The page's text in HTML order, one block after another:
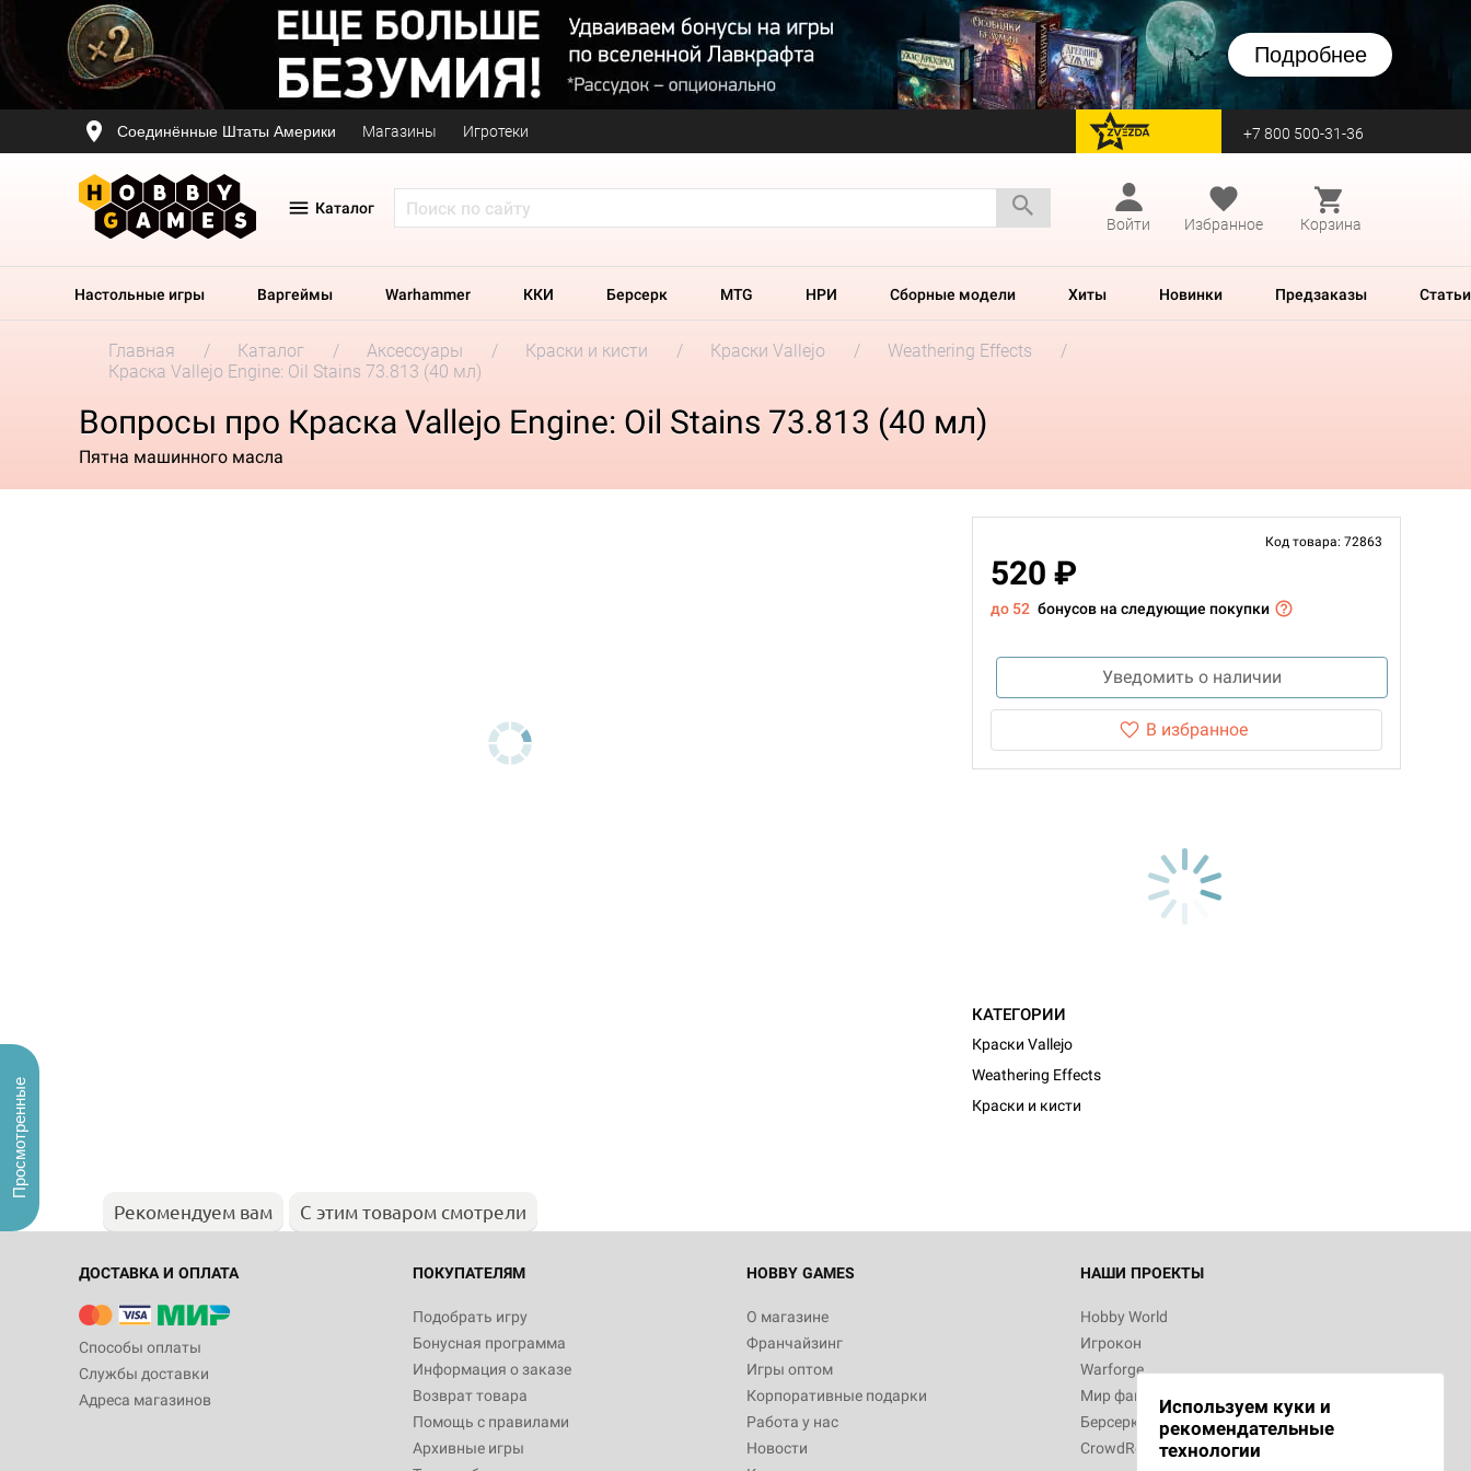
Подробнее
Соединённые Штаты Америки Магазины Игротеки перейти на Zvezda +7 800 500-31-36
Каталог
Войти
Избранное Корзина
Настольные игры Варгеймы Warhammer ККИ Берсерк MTG НРИ Сборные модели Хиты Новинки Предзаказы Статьи
Главная Каталог Аксессуары Краски и кисти Краски Vallejo
Weathering Effects
Краска Vallejo Engine: Oil Stains 73.813 (40 мл)
Вопросы про Краска Vallejo Engine: Oil Stains 73.813 (40 мл)
Пятна машинного масла
Код товара: 72863
520 ₽
до 52 бонусов на следующие покупки
Уведомить о наличии
В избранное
КАТЕГОРИИ
Краски Vallejo
Weathering Effects
Краски и кисти
Рекомендуем вам С этим товаром смотрели
ДОСТАВКА И ОПЛАТА
Способы оплаты
Службы доставки
Адреса магазинов
ПОКУПАТЕЛЯМ
Подобрать игру
Бонусная программа
Информация о заказе
Возврат товара
Помощь с правилами
Архивные игры
HOBBY GAMES
О магазине
Франчайзинг
Игры оптом
Корпоративные подарки
Работа у нас
Новости
НАШИ ПРОЕКТЫ
Hobby World
Игрокон
Warforge
Мир фантастики
Берсерк
CrowdRepublic
Используем куки и
рекомендательные
технологии
Просмотренные
Настольная игра Hobby World Журнал
"Мир фантастики. Спецвыпуск: Братья
империи: Боевая тревога
799
Настольная игра Hobby World Сумерки
империи. Четвёртая редакция: Грозовой
Рубеж
12 990